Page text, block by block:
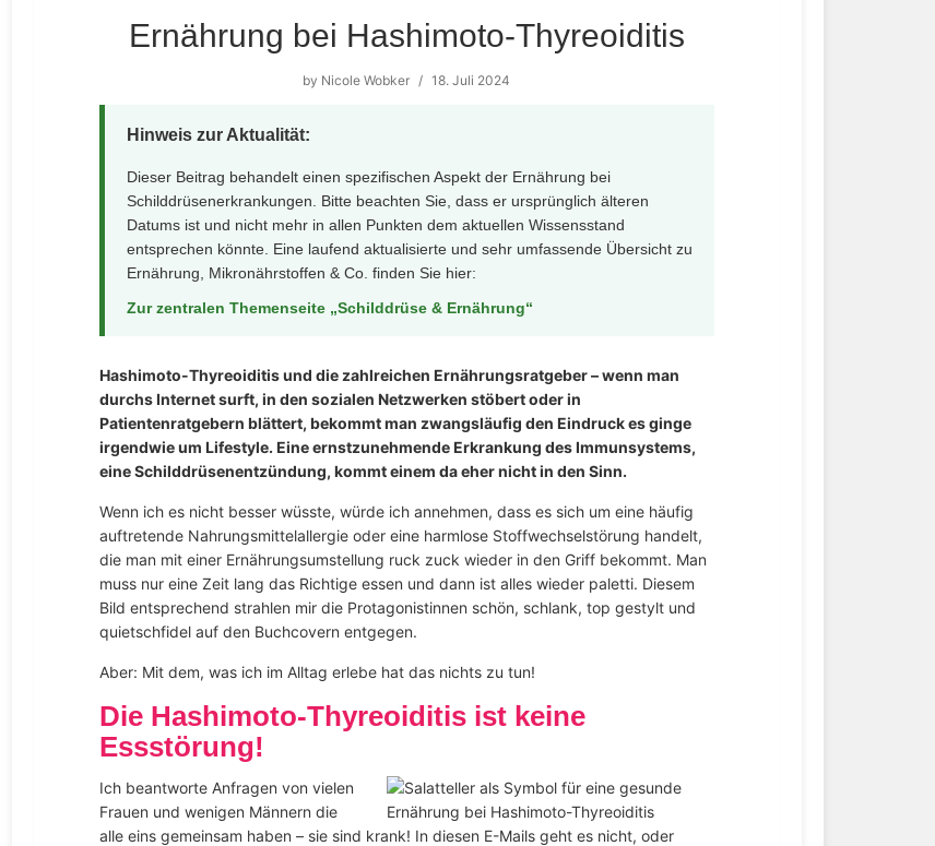
Ernährung bei Hashimoto-Thyreoiditis
by Nicole Wobker / 18. Juli 2024
Hinweis zur Aktualität:
Dieser Beitrag behandelt einen spezifischen Aspekt der Ernährung bei
Schilddrüsenerkrankungen. Bitte beachten Sie, dass er ursprünglich älteren
Datums ist und nicht mehr in allen Punkten dem aktuellen Wissensstand
entsprechen könnte. Eine laufend aktualisierte und sehr umfassende Übersicht zu
Ernährung, Mikronährstoffen & Co. finden Sie hier:
Zur zentralen Themenseite „Schilddrüse & Ernährung“
Hashimoto-Thyreoiditis und die zahlreichen Ernährungsratgeber – wenn man
durchs Internet surft, in den sozialen Netzwerken stöbert oder in
Patientenratgebern blättert, bekommt man zwangsläufig den Eindruck es ginge
irgendwie um Lifestyle. Eine ernstzunehmende Erkrankung des Immunsystems,
eine Schilddrüsenentzündung, kommt einem da eher nicht in den Sinn.
Wenn ich es nicht besser wüsste, würde ich annehmen, dass es sich um eine häufig
auftretende Nahrungsmittelallergie oder eine harmlose Stoffwechselstörung handelt,
die man mit einer Ernährungsumstellung ruck zuck wieder in den Griff bekommt. Man
muss nur eine Zeit lang das Richtige essen und dann ist alles wieder paletti. Diesem
Bild entsprechend strahlen mir die Protagonistinnen schön, schlank, top gestylt und
quietschfidel auf den Buchcovern entgegen.
Aber: Mit dem, was ich im Alltag erlebe hat das nichts zu tun!
Die Hashimoto-Thyreoiditis ist keine
Essstörung!
Ich beantworte Anfragen von vielen
Frauen und wenigen Männern die
alle eins gemeinsam haben – sie sind krank! In diesen E-Mails geht es nicht, oder